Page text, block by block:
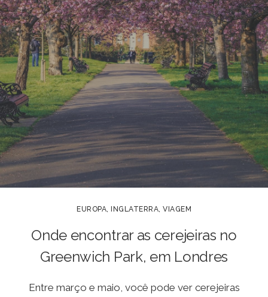
EUROPA, INGLATERRA, VIAGEM
Onde encontrar as cerejeiras no
Greenwich Park, em Londres
Entre março e maio, você pode ver cerejeiras